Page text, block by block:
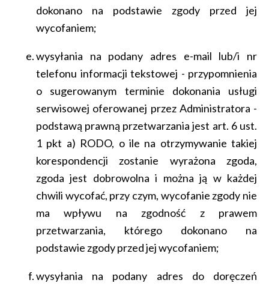
dokonano na podstawie zgody przed jej
wycofaniem;
wysyłania na podany adres e-mail lub/i nr
telefonu informacji tekstowej - przypomnienia
o sugerowanym terminie dokonania usługi
serwisowej oferowanej przez Administratora -
podstawą prawną przetwarzania jest art. 6 ust.
1 pkt a) RODO, o ile na otrzymywanie takiej
korespondencji zostanie wyrażona zgoda,
zgoda jest dobrowolna i można ją w każdej
chwili wycofać, przy czym, wycofanie zgody nie
ma wpływu na zgodność z prawem
przetwarzania, którego dokonano na
podstawie zgody przed jej wycofaniem;
wysyłania na podany adres do doręczeń